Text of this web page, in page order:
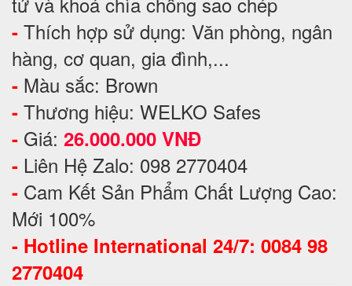
- Thích hợp sử dụng: Văn phòng, ngân
hàng, cơ quan, gia đình,...
- Màu sắc: Brown
- Thương hiệu: WELKO Safes
- Giá: 26.000.000 VNĐ
- Liên Hệ Zalo: 098 2770404
- Cam Kết Sản Phẩm Chất Lượng Cao:
Mới 100%
- Hotline International 24/7: 0084 98
2770404